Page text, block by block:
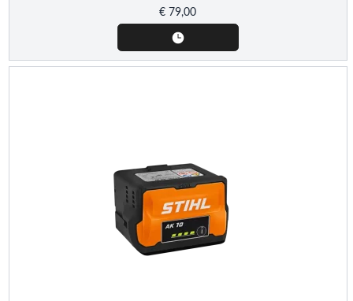
€ 79,00